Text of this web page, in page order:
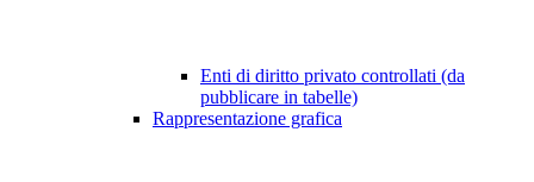
Enti di diritto privato controllati (da
pubblicare in tabelle)
Rappresentazione grafica